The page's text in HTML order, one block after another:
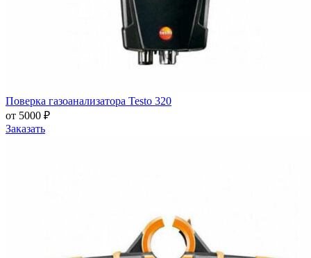
Поверка газоанализатора Testo 320
от 5000 ₽
Заказать